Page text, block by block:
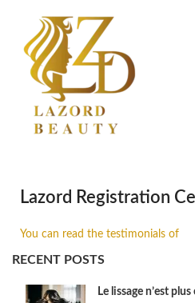
Lazord Registration
You can read the testimonials of
RECENT POSTS
Le lissage n’est